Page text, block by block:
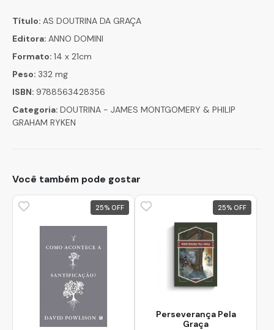
Título: AS DOUTRINA DA GRAÇA
Editora: ANNO DOMINI
Formato: 14 x 21cm
Peso: 332 mg
ISBN: 9788563428356
Categoria: DOUTRINA - JAMES MONTGOMERY & PHILIP
GRAHAM RYKEN
Você também pode gostar
25% 25%
Perseverança Pela
Graça